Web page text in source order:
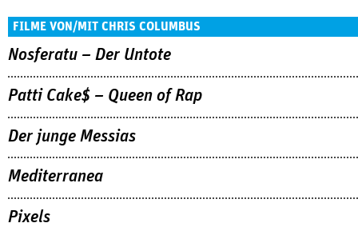
FILME VON/MIT CHRIS COLUMBUS
Nosferatu – Der Untote
Patti Cake$ – Queen of Rap
Der junge Messias
Mediterranea
Pixels